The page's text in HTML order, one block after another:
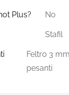
Plus? No
Stafil
Feltro 3
pesanti